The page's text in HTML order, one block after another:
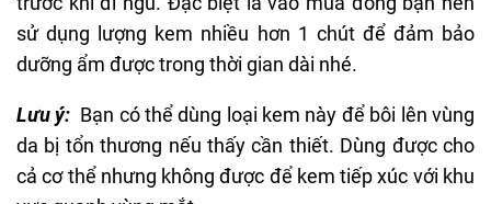
trước khi đi ngủ. Đặc biệt là vào mùa đông bạn nên
sử dụng lượng kem nhiều hơn 1 chút để đảm bảo
dưỡng ẩm được trong thời gian dài nhé.
Lưu ý: Bạn có thể dùng loại kem này để bôi lên vùng
da bị tổn thương nếu thấy cần thiết. Dùng được cho
cả cơ thể nhưng không được để kem tiếp xúc với khu